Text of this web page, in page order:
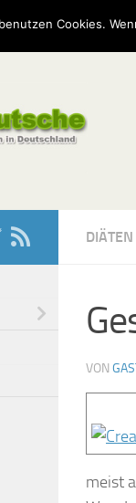
Umfragen
DIÄTEN
VON
meist
Cookies.